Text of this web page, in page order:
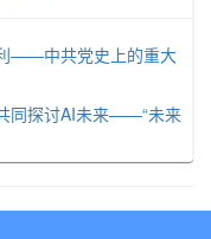
——中共党史上的重大
同探讨AI未来——“未来